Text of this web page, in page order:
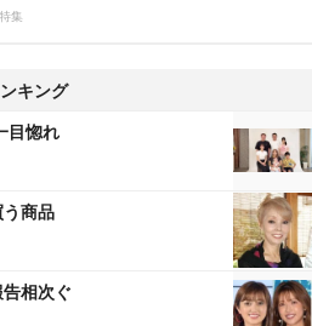
集
キング
目惚れ
商品
相次ぐ